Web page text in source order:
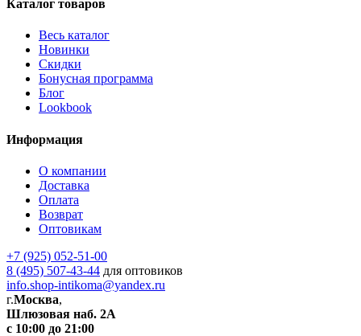
Каталог товаров
Весь каталог
Новинки
Скидки
Бонусная программа
Блог
Lookbook
Информация
О компании
Доставка
Оплата
Возврат
Оптовикам
+7 (925) 052-51-00
8 (495) 507-43-44 для оптовиков
info.shop-intikoma@yandex.ru
г.Москва,
Шлюзовая наб. 2А
с 10:00 до 21:00